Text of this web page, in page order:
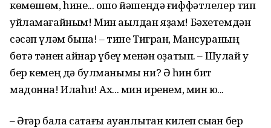
көмөшөм, һине... ошо йәшеңдә ғиффәтлелер тип
уйламағайным! Мин аҡылдан яҙам! Бәхетемдән
сәсәп үләм бына! – тине Тигран, Мансураның
бөтә тәнен ҡайнар үбеү менән оҙатып. – Шулай уҡ
бер кемең дә булманымы ни? Ә һин бит
мадонна! Илаһи! Ах... мин иренем, мин юҡ...
– Әгәр бала саҡтағы ауанлыҡтан килеп сыҡҡан бер